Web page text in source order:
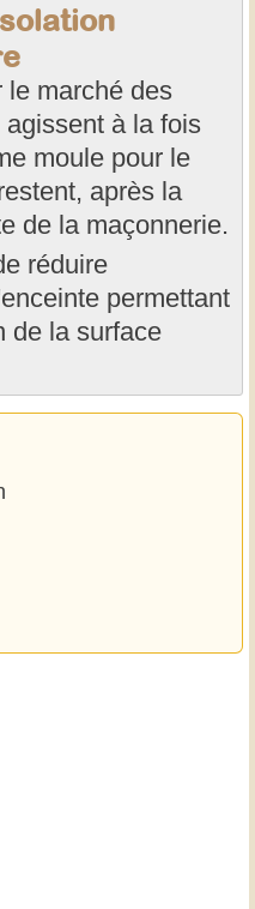
le marché des
à la fois
moule pour le
après la
de la maçonnerie.
réduire
permettant
de la surface